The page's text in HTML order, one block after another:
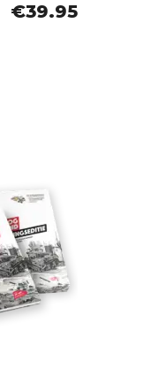
€39.95